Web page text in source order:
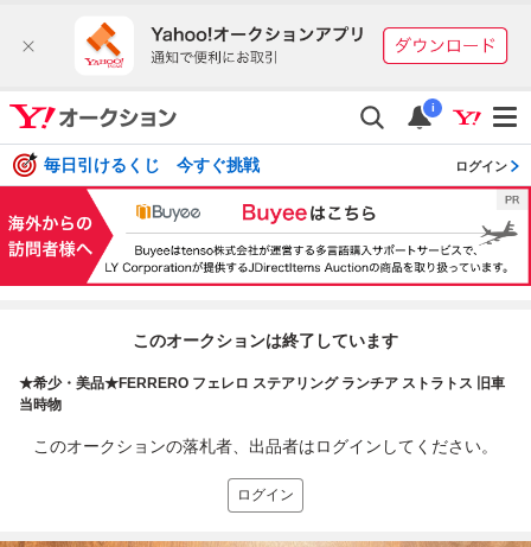
i
毎日引けるくじ 今すぐ挑戦 ログイン
このオークションは終了しています
★希少・美品★FERRERO フェレロ ステアリング ランチア ストラトス 旧車
当時物
このオークションの落札者、出品者はログインしてください。
ログイン